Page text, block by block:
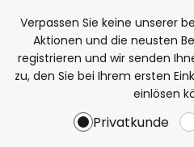
Verpassen Sie keine unserer
Aktionen und die neusten
registrieren und wir senden
zu, den Sie bei Ihrem ersten
einlösen
Privatkunde